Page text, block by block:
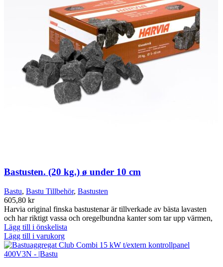
Bastusten. (20 kg.) ø under 10 cm
Bastu, Bastu Tillbehör, Bastusten
605,80 kr
Harvia original finska bastustenar är tillverkade av bästa lavasten
och har riktigt vassa och oregelbundna kanter som tar upp värmen,
Lägg till i önskelista
Lägg till i varukorg